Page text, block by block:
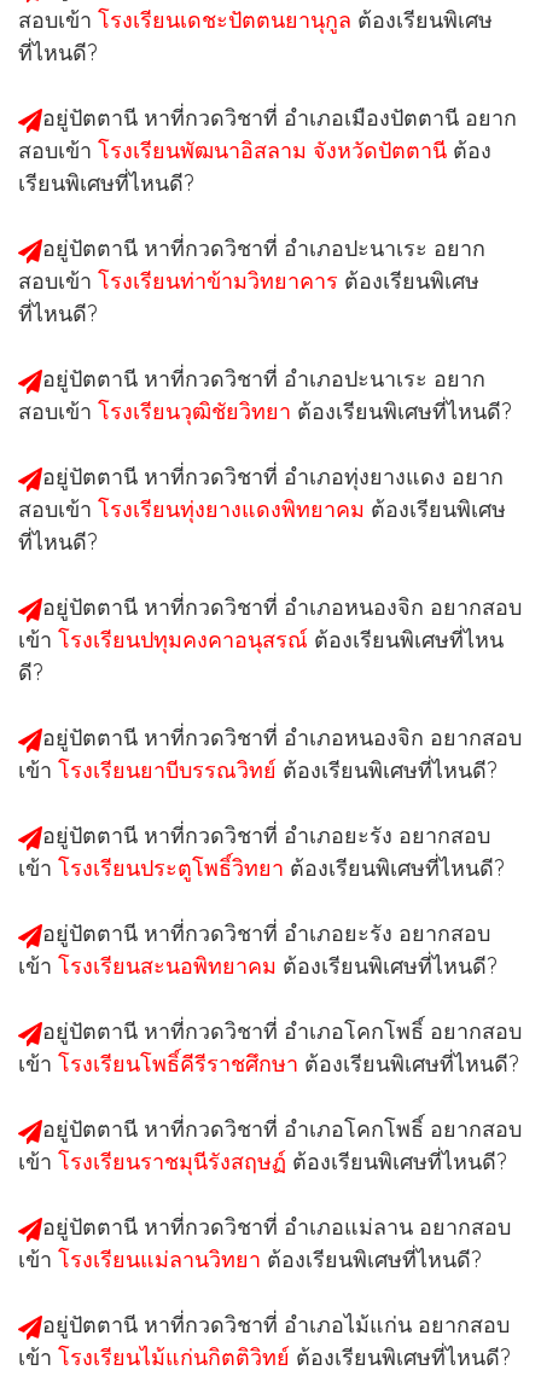
สอบเข้า โรงเรียนเดชะปัตตนยานุกูล ต้องเรียนพิเศษ
ที่ไหนดี?
อยู่ปัตตานี หาที่กวดวิชาที่ อำเภอเมืองปัตตานี อยาก
สอบเข้า โรงเรียนพัฒนาอิสลาม จังหวัดปัตตานี ต้อง
เรียนพิเศษที่ไหนดี?
อยู่ปัตตานี หาที่กวดวิชาที่ อำเภอปะนาเระ อยาก
สอบเข้า โรงเรียนท่าข้ามวิทยาคาร ต้องเรียนพิเศษ
ที่ไหนดี?
อยู่ปัตตานี หาที่กวดวิชาที่ อำเภอปะนาเระ อยาก
สอบเข้า โรงเรียนวุฒิชัยวิทยา ต้องเรียนพิเศษที่ไหนดี?
อยู่ปัตตานี หาที่กวดวิชาที่ อำเภอทุ่งยางแดง อยาก
สอบเข้า โรงเรียนทุ่งยางแดงพิทยาคม ต้องเรียนพิเศษ
ที่ไหนดี?
อยู่ปัตตานี หาที่กวดวิชาที่ อำเภอหนองจิก อยากสอบ
เข้า โรงเรียนปทุมคงคาอนุสรณ์ ต้องเรียนพิเศษที่ไหน
ดี?
อยู่ปัตตานี หาที่กวดวิชาที่ อำเภอหนองจิก อยากสอบ
เข้า โรงเรียนยาบีบรรณวิทย์ ต้องเรียนพิเศษที่ไหนดี?
อยู่ปัตตานี หาที่กวดวิชาที่ อำเภอยะรัง อยากสอบ
เข้า โรงเรียนประตูโพธิ์วิทยา ต้องเรียนพิเศษที่ไหนดี?
อยู่ปัตตานี หาที่กวดวิชาที่ อำเภอยะรัง อยากสอบ
เข้า โรงเรียนสะนอพิทยาคม ต้องเรียนพิเศษที่ไหนดี?
อยู่ปัตตานี หาที่กวดวิชาที่ อำเภอโคกโพธิ์ อยากสอบ
เข้า โรงเรียนโพธิ์คีรีราชศึกษา ต้องเรียนพิเศษที่ไหนดี?
อยู่ปัตตานี หาที่กวดวิชาที่ อำเภอโคกโพธิ์ อยากสอบ
เข้า โรงเรียนราชมุนีรังสฤษฏ์ ต้องเรียนพิเศษที่ไหนดี?
อยู่ปัตตานี หาที่กวดวิชาที่ อำเภอแม่ลาน อยากสอบ
เข้า โรงเรียนแม่ลานวิทยา ต้องเรียนพิเศษที่ไหนดี?
อยู่ปัตตานี หาที่กวดวิชาที่ อำเภอไม้แก่น อยากสอบ
เข้า โรงเรียนไม้แก่นกิตติวิทย์ ต้องเรียนพิเศษที่ไหนดี?